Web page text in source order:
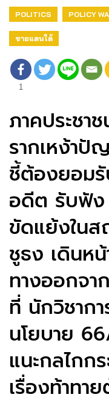
POLITICS POLICY
ชายแดนใต้
1
ภาคประชา
รากเหง้าปั
ชี้ต้องยอม
อดีต รับฟัง
ขัดแย้งใน
ชูธง เดินห
ทางออกจ
ที่ นักวิชาก
นโยบาย
แนะกลไกก
เรื่องท้าทา